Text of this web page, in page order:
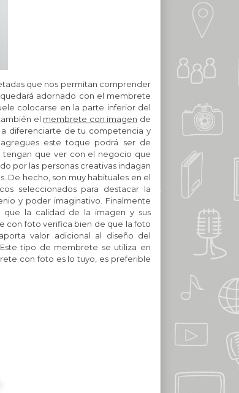
que nos permitan comprender
adornado con el membrete
colocarse en la parte inferior del
el membrete con imagen de
diferenciarte de tu competencia y
este toque podrá ser de
tengan que ver con el negocio que
por las personas creativas indagan
De hecho, son muy habituales en el
seleccionados para destacar la
y poder imaginativo. Finalmente
la calidad de la imagen y sus
con foto verifica bien de que la foto
valor adicional al diseño del
tipo de membrete se utiliza en
con foto es lo tuyo, es preferible